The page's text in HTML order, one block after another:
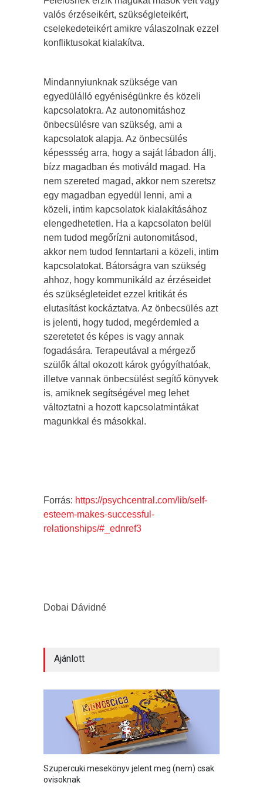
valós érzéseikért, szükségleteikért,
cselekedeteikért amikre válaszolnak ezzel
konfliktusokat kialakítva.
Mindannyiunknak szüksége van
egyedülálló egyéniségünkre és közeli
kapcsolatokra. Az autonomitáshoz
önbecsülésre van szükség, ami a
kapcsolatok alapja. Az önbecsülés
képessség arra, hogy a saját lábadon állj,
bízz magadban és motiváld magad. Ha
nem szereted magad, akkor nem szeretsz
egy magadban egyedül lenni, ami a
közeli, intim kapcsolatok kialakításához
elengedhetetlen. Ha a kapcsolaton belül
nem tudod megőrízni autonomitásod,
akkor nem tudod fenntartani a közeli, intim
kapcsolatokat. Bátorságra van szükség
ahhoz, hogy kommunikáld az érzéseidet
és szükségleteidet ezzel kritikát és
elutasítást kockáztatva. Az önbecsülés azt
is jelenti, hogy tudod, megérdemled a
szeretetet és képes is vagy annak
fogadására. Terapeutával a mérgező
szülők által okozott károk gyógyíthatóak,
illetve vannak önbecsülést segítő könyvek
is, amiknek segítségével meg lehet
változtatni a hozott kapcsolatmintákat
magunkkal és másokkal.
Forrás: https://psychcentral.com/lib/self-
esteem-makes-successful-
relationships/#_ednref3
Dobai Dávidné
Ajánlott
Szupercuki mesekönyv jelent meg (nem) csak
ovisoknak